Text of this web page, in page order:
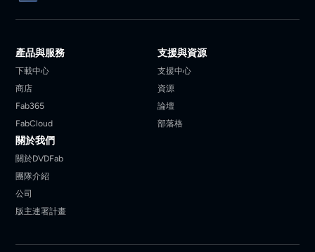
產品與服務
下載中心
商店
Fab365
FabCloud
支援與資源
支援中心
資源
論壇
部落格
關於我們
關於DVDFab
團隊介紹
公司
版主連署計畫